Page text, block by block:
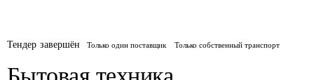
Тендер завершён Только один поставщик Только собственный транспорт